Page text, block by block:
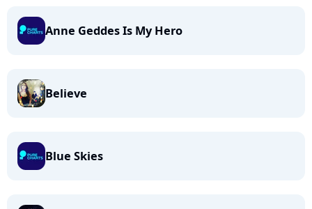
Anne Geddes Is My Hero
Believe
Blue Skies